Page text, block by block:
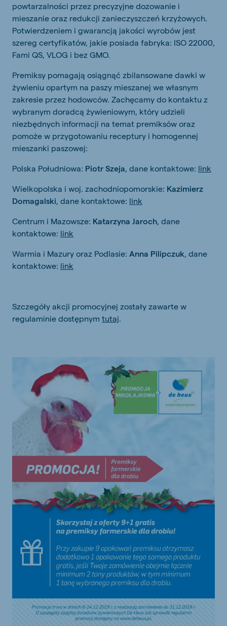
powtarzalności przez precyzyjne dozowanie i
mieszanie oraz redukcji zanieczyszczeń krzyżowych.
Potwierdzeniem i gwarancją jakości wyrobów jest
szereg certyfikatów, jakie posiada fabryka: ISO 22000,
Fami QS, VLOG i bez GMO.
Premiksy pomagają osiągnąć zbilansowane dawki w
żywieniu opartym na paszy mieszanej we własnym
zakresie przez hodowców. Zachęcamy do kontaktu z
wybranym doradcą żywieniowym, który udzieli
niezbędnych informacji na temat premiksów oraz
pomoże w przygotowaniu receptury i homogennej
mieszanki paszowej:
Polska Południowa: Piotr Szeja, dane kontaktowe: link
Wielkopolska i woj. zachodniopomorskie: Kazimierz
Domagalski, dane kontaktowe: link
Centrum i Mazowsze: Katarzyna Jaroch, dane
kontaktowe: link
Warmia i Mazury oraz Podlasie: Anna Pilipczuk, dane
kontaktowe: link
Szczegóły akcji promocyjnej zostały zawarte w
regulaminie dostępnym tutaj.